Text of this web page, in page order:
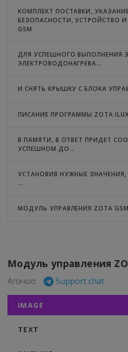
КОМПЛЕКТ ПОСТАВКИ,
БЕЗОПАСНОСТИ, УСТРОЙСТВО
GSM
ДЛЯ УСПЕШНОГО ВЫПОЛНЕНИЯ
ЭЛЕКТРОВОДОНАГРЕВА...
И СНЯТЬ КРЫШКУ С БЛОКА
ПИСАНИЕ ПРОГРАММЫ ZOTA ILUX
В ПАМЯТИ, В ОТВЕТ ПРИДЕТ
УСПЕШНОМ ДО...
УСТАНОВИВ НУЖНЫЕ
...
МОДУЛЬ УПРАВЛЕНИЯ ZOTA
Модуль управления
Апэчоо Support chat
IMAGE
TEXT